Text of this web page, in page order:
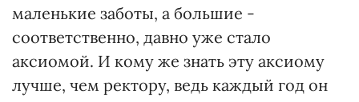
маленькие заботы, а большие -
соответственно, давно уже стало
аксиомой. И кому же знать эту аксиому
лучше, чем ректору, ведь каждый год он